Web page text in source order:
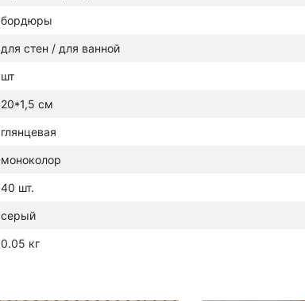
бордюры
для стен / для ванной
шт
20*1,5 см
глянцевая
моноколор
40 шт.
серый
0.05 кг